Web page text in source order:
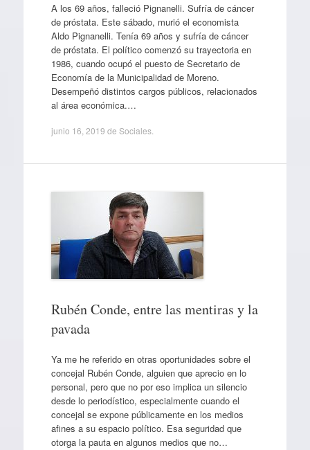
A los 69 años, falleció Pignanelli. Sufría de cáncer
de próstata. Este sábado, murió el economista
Aldo Pignanelli. Tenía 69 años y sufría de cáncer
de próstata. El político comenzó su trayectoria en
1986, cuando ocupó el puesto de Secretario de
Economía de la Municipalidad de Moreno.
Desempeñó distintos cargos públicos, relacionados
al área económica.…
junio 16, 2019 de Sociales.
Rubén Conde, entre las mentiras y la
pavada
Ya me he referido en otras oportunidades sobre el
concejal Rubén Conde, alguien que aprecio en lo
personal, pero que no por eso implica un silencio
desde lo periodístico, especialmente cuando el
concejal se expone públicamente en los medios
afines a su espacio político. Esa seguridad que
otorga la pauta en algunos medios que no…